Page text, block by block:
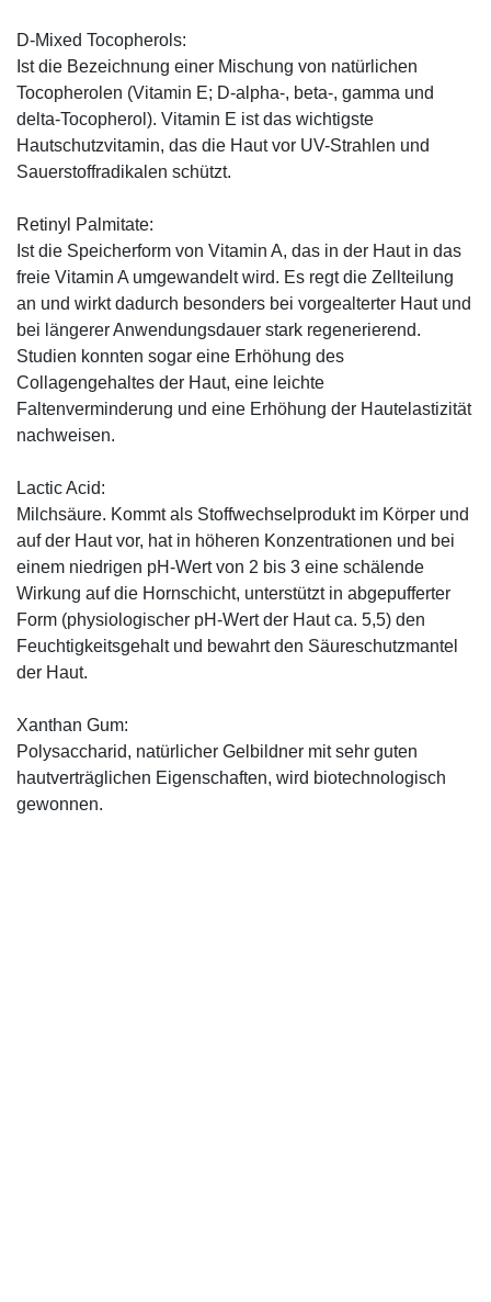
D-Mixed Tocopherols:
Ist die Bezeichnung einer Mischung von natürlichen
Tocopherolen (Vitamin E; D-alpha-, beta-, gamma und
delta-Tocopherol). Vitamin E ist das wichtigste
Hautschutzvitamin, das die Haut vor UV-Strahlen und
Sauerstoffradikalen schützt.
Retinyl Palmitate:
Ist die Speicherform von Vitamin A, das in der Haut in das
freie Vitamin A umgewandelt wird. Es regt die Zellteilung
an und wirkt dadurch besonders bei vorgealterter Haut und
bei längerer Anwendungsdauer stark regenerierend.
Studien konnten sogar eine Erhöhung des
Collagengehaltes der Haut, eine leichte
Faltenverminderung und eine Erhöhung der Hautelastizität
nachweisen.
Lactic Acid:
Milchsäure. Kommt als Stoffwechselprodukt im Körper und
auf der Haut vor, hat in höheren Konzentrationen und bei
einem niedrigen pH-Wert von 2 bis 3 eine schälende
Wirkung auf die Hornschicht, unterstützt in abgepufferter
Form (physiologischer pH-Wert der Haut ca. 5,5) den
Feuchtigkeitsgehalt und bewahrt den Säureschutzmantel
der Haut.
Xanthan Gum:
Polysaccharid, natürlicher Gelbildner mit sehr guten
hautverträglichen Eigenschaften, wird biotechnologisch
gewonnen.